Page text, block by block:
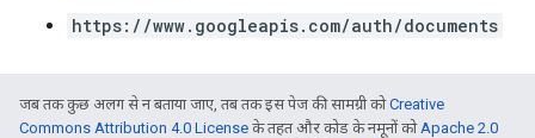
https://www.googleapis.com/auth/documents
जब तक कुछ अलग से न बताया जाए, तब तक इस पेज की सामग्री कोCreative
Commons Attribution 4.0 License के तहत और कोड के नमूनों कोApache 2.0